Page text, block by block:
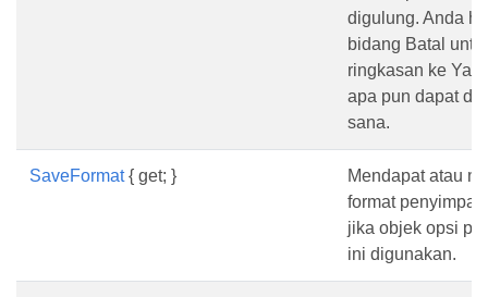
digulung. Anda
bidang Batal
ringkasan ke Ya
apa pun dapat
sana.
SaveFormat{ get; }
Mendapat atau
format
jika objek opsi
ini digunakan.